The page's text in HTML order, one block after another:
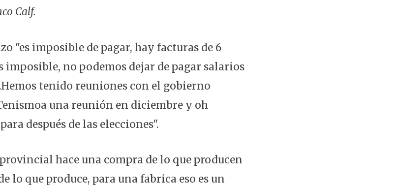
Calf.
"es imposible de pagar, hay facturas de 6
imposible, no podemos dejar de pagar salarios
tenido reuniones con el gobierno
una reunión en diciembre y oh
después de las elecciones".
hace una compra de lo que producen
lo que produce, para una fabrica eso es un